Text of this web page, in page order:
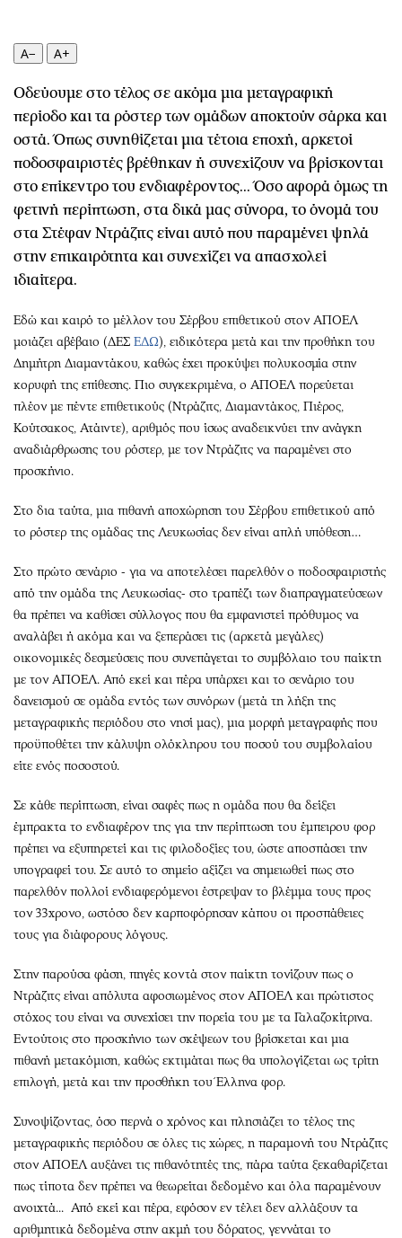
Κόσμος
Παράξενα
Πολιτισμός
Σινεμά
Θέατρο-Χορός
Μουσική
Εικαστικά
Βιβλίο
Χειρόγραφα
Εκπομπές
Wine routes
Podcasts
Uncut
Προσφορές
Προσωπικότητες στην ''Κ''
Επιστολές
A− A+
Οδεύουμε στο τέλος σε ακόμα μια μεταγραφική
περίοδο και τα ρόστερ των ομάδων αποκτούν σάρκα και
οστά. Όπως συνηθίζεται μια τέτοια εποχή, αρκετοί
ποδοσφαιριστές βρέθηκαν ή συνεχίζουν να βρίσκονται
στο επίκεντρο του ενδιαφέροντος... Όσο αφορά όμως τη
φετινή περίπτωση, στα δικά μας σύνορα, το όνομά του
στα Στέφαν Ντράζιτς είναι αυτό που παραμένει ψηλά
στην επικαιρότητα και συνεχίζει να απασχολεί
ιδιαίτερα.
Εδώ και καιρό το μέλλον του Σέρβου επιθετικού στον ΑΠΟΕΛ
μοιάζει αβέβαιο (ΔΕΣ ΕΔΩ), ειδικότερα μετά και την προθήκη του
Δημήτρη Διαμαντάκου, καθώς έχει προκύψει πολυκοσμία στην
κορυφή της επίθεσης. Πιο συγκεκριμένα, ο ΑΠΟΕΛ πορεύεται
πλέον με πέντε επιθετικούς (Ντράζιτς, Διαμαντάκος, Πιέρος,
Κούτσακος, Ατάιντε), αριθμός που ίσως αναδεικνύει την ανάγκη
αναδιάρθρωσης του ρόστερ, με τον Ντράζιτς να παραμένει στο
προσκήνιο.
Στο δια ταύτα, μια πιθανή αποχώρηση του Σέρβου επιθετικού από
το ρόστερ της ομάδας της Λευκωσίας δεν είναι απλή υπόθεση…
Στο πρώτο σενάριο - για να αποτελέσει παρελθόν ο ποδοσφαιριστής
από την ομάδα της Λευκωσίας- στο τραπέζι των διαπραγματεύσεων
θα πρέπει να καθίσει σύλλογος που θα εμφανιστεί πρόθυμος να
αναλάβει ή ακόμα και να ξεπεράσει τις (αρκετά μεγάλες)
οικονομικές δεσμεύσεις που συνεπάγεται το συμβόλαιο του παίκτη
με τον ΑΠΟΕΛ. Από εκεί και πέρα υπάρχει και το σενάριο του
δανεισμού σε ομάδα εντός των συνόρων (μετά τη λήξη της
μεταγραφικής περιόδου στο νησί μας), μια μορφή μεταγραφής που
προϋποθέτει την κάλυψη ολόκληρου του ποσού του συμβολαίου
είτε ενός ποσοστού.
Σε κάθε περίπτωση, είναι σαφές πως η ομάδα που θα δείξει
έμπρακτα το ενδιαφέρον της για την περίπτωση του έμπειρου φορ
πρέπει να εξυπηρετεί και τις φιλοδοξίες του, ώστε αποσπάσει την
υπογραφεί του. Σε αυτό το σημείο αξίζει να σημειωθεί πως στο
παρελθόν πολλοί ενδιαφερόμενοι έστρεψαν το βλέμμα τους προς
τον 33χρονο, ωστόσο δεν καρποφόρησαν κάπου οι προσπάθειες
τους για διάφορους λόγους.
Στην παρούσα φάση, πηγές κοντά στον παίκτη τονίζουν πως ο
Ντράζιτς είναι απόλυτα αφοσιωμένος στον ΑΠΟΕΛ και πρώτιστος
στόχος του είναι να συνεχίσει την πορεία του με τα Γαλαζοκίτρινα.
Εντούτοις στο προσκήνιο των σκέψεων του βρίσκεται και μια
πιθανή μετακόμιση, καθώς εκτιμάται πως θα υπολογίζεται ως τρίτη
επιλογή, μετά και την προσθήκη του Έλληνα φορ.
Συνοψίζοντας, όσο περνά ο χρόνος και πλησιάζει το τέλος της
μεταγραφικής περιόδου σε όλες τις χώρες, η παραμονή του Ντράζιτς
στον ΑΠΟΕΛ αυξάνει τις πιθανότητές της, πάρα ταύτα ξεκαθαρίζεται
πως τίποτα δεν πρέπει να θεωρείται δεδομένο και όλα παραμένουν
ανοιχτά... Από εκεί και πέρα, εφόσον εν τέλει δεν αλλάξουν τα
αριθμητικά δεδομένα στην ακμή του δόρατος, γεννάται το